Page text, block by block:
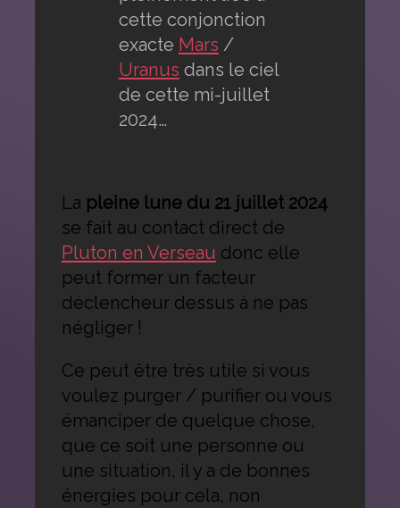
cette conjonction
exacte Mars /
Uranus dans le ciel
de cette mi-juillet
2024…
La pleine lune du 21 juillet 2024
se fait au contact direct de
Pluton en Verseau donc elle
peut former un facteur
déclencheur dessus à ne pas
négliger !
Ce peut être très utile si vous
voulez purger / purifier ou vous
émanciper de quelque chose,
que ce soit une personne ou
une situation, il y a de bonnes
énergies pour cela, non